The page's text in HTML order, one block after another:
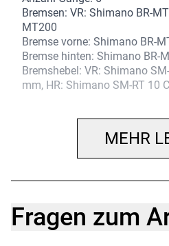
Bremsen: VR: Shimano BR-
MT200
Bremse vorne: Shimano BR-
Bremse hinten: Shimano BR-
Bremshebel: VR: Shimano
mm, HR: Shimano SM-RT 10
Bremsscheibe hinten:
Felge vorne: Mach 1 Cross R-
Felge hinten: VR: Shimano HB-
MEHR
Fragen zum